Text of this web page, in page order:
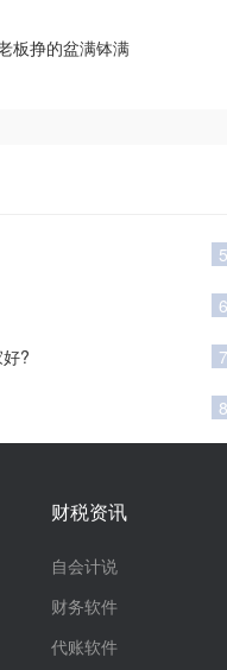
板挣的盆满钵满
?
5
6
7
8
财税资讯
自会计说
财务软件
代账软件